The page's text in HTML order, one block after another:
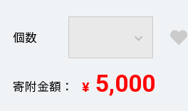
個数
寄附金額 ¥5,000